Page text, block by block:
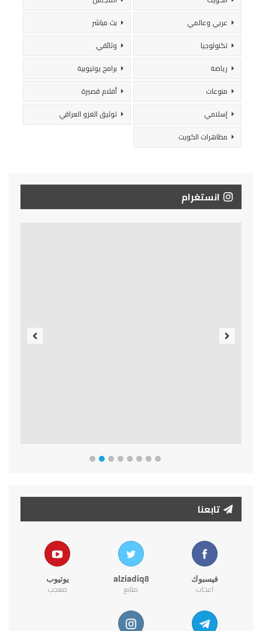
عربي وعالمي
بث مباشر
تكنولوجيا
وثائقي
رياضة
برامج يوتيوبية
منوعات
أفلام قصيرة
إسلامي
توثيق الغزو العراقي
مظاهرات الكويت
انستغرام
تابعنا
فيسبوك
اعجاب
alziadiq8
متابع
يوتيوب
معجب